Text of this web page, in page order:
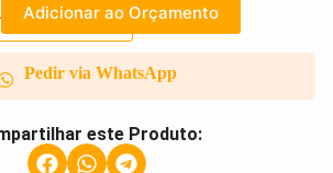
Adicionar ao Orçamento
Pedir via WhatsApp
este Produto: